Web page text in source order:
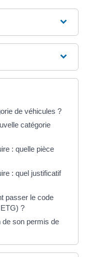
de véhicules ?
catégorie
: quelle pièce
: quel justificatif
passer le code
?
son permis de